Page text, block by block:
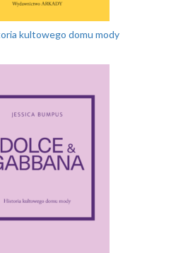
kultowego domu mody